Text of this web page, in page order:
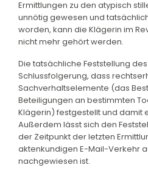
Ermittlungen zu den atypisch
unnötig gewesen und
worden, kann die Klägerin im
nicht mehr gehört werden.
Die tatsächliche Feststellung
Schlussfolgerung, dass
Sachverhaltselemente (das
Beteiligungen an bestimmten
Klägerin) festgestellt und damit
Außerdem lässt sich den
der Zeitpunkt der letzten
aktenkundigen E-Mail-Verkehr
nachgewiesen ist.